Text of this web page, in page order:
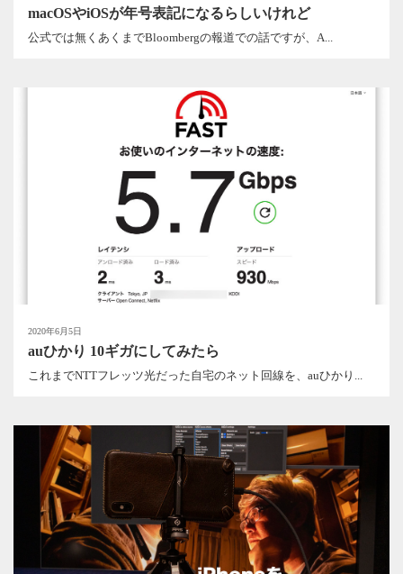
macOSやiOSが年号表記になるらしいけれど
公式では無くあくまでBloombergの報道での話ですが、A...
2020年6月5日
auひかり 10ギガにしてみたら
これまでNTTフレッツ光だった自宅のネット回線を、auひかり...